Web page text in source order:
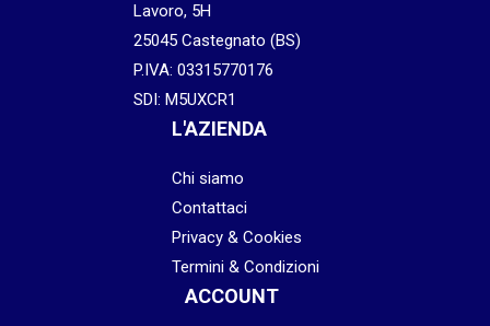
Lavoro, 5H
25045 Castegnato (BS)
P.IVA: 03315770176
SDI: M5UXCR1
L'AZIENDA
Chi siamo
Contattaci
Privacy & Cookies
Termini & Condizioni
ACCOUNT